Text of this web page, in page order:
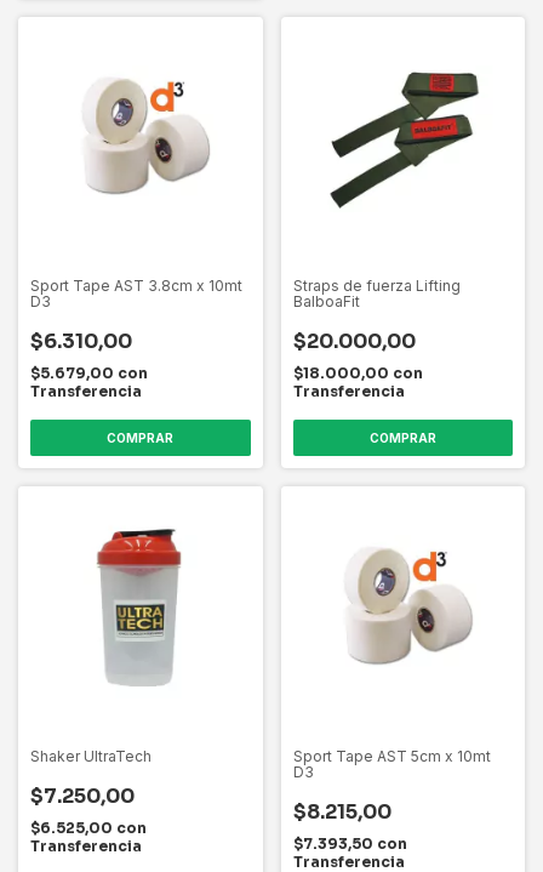
Sport Tape AST 3.8cm x 10mt
D3
$6.310,00
$5.679,00 con
Transferencia
Straps de fuerza Lifting
BalboaFit
$20.000,00
$18.000,00 con
Transferencia
COMPRAR
Shaker UltraTech
$7.250,00
$6.525,00 con
Transferencia
Sport Tape AST 5cm x 10mt
D3
$8.215,00
$7.393,50 con
Transferencia